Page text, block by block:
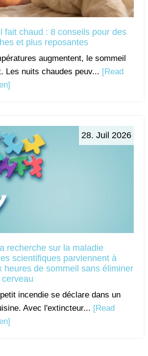
fait chaud : 8 conseils pour des
et plus reposantes
augmentent, le sommeil
Les nuits chaudes peuv... [Read
28. Juil 2026
recherche sur la maladie
scientifiques parviennent à
heures de sommeil sans éliminer
cerveau
incendie se déclare dans un
Avec l'extincteur... [Read